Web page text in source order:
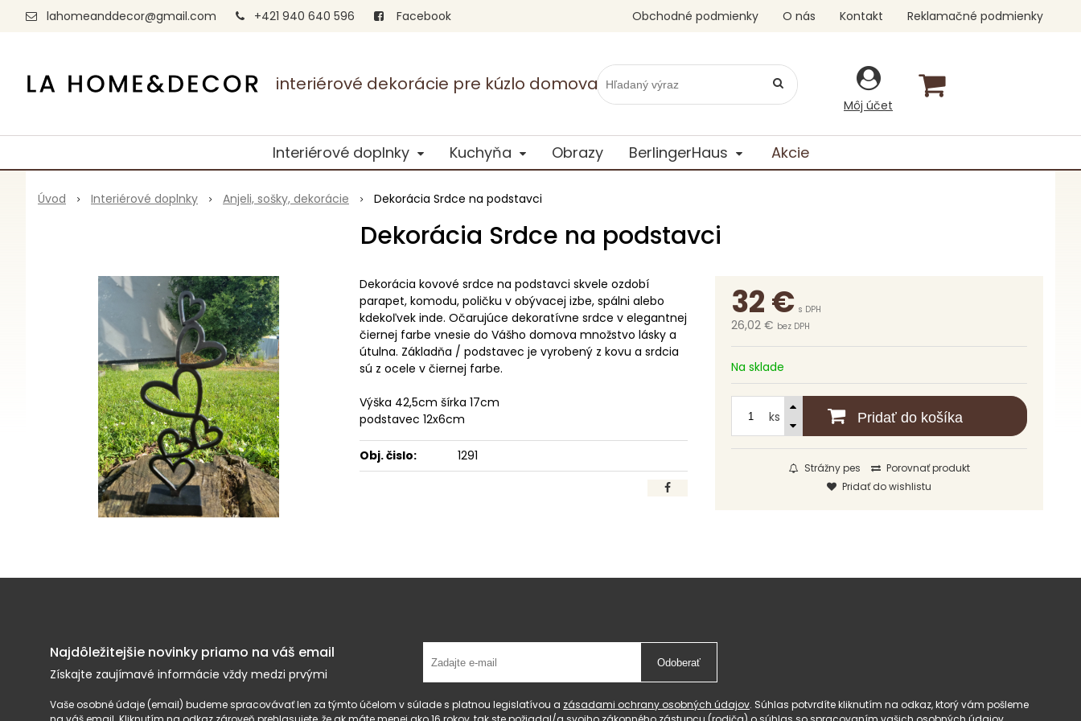
interiérové dekorácie pre kúzlo domova
lahomeanddecor@gmail.com +421 940 640 596 Facebook
Môj účet
Obchodné podmienky O nás Kontakt Reklamačné podmienky
Interiérové doplnky Kuchyňa Obrazy BerlingerHaus Akcie
Úvod Interiérové doplnky Anjeli, sošky, dekorácie Dekorácia Srdce na podstavci
Dekorácia Srdce na podstavci
32€ s DPH
26,02 € bez DPH
Na sklade
ks Pridať do košíka
Strážny pes
Porovnať produkt
Pridať do wishlistu
Dekorácia kovové srdce na podstavci skvele ozdobí
parapet, komodu, poličku v obývacej izbe, spálni alebo
kdekoľvek inde. Očarujúce dekoratívne srdce v elegantnej
čiernej farbe vnesie do Vášho domova množstvo lásky a
útulna. Základňa / podstavec je vyrobený z kovu a srdcia
sú z ocele v čiernej farbe.
Výška 42,5cm šírka 17cm
podstavec 12x6cm
Obj. čislo: 1291
Najdôležitejšie novinky priamo na váš email
Získajte zaujímavé informácie vždy medzi prvými
Odoberať
Vaše osobné údaje (email) budeme spracovávať len za týmto účelom v súlade s platnou legislatívou a zásadami ochrany osobných údajov. Súhlas potvrdíte kliknutím na odkaz, ktorý vám pošleme